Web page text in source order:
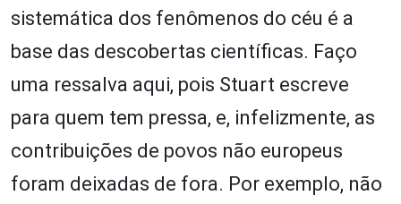
sistemática dos fenômenos do céu é a
base das descobertas científicas. Faço
uma ressalva aqui, pois Stuart escreve
para quem tem pressa, e, infelizmente, as
contribuições de povos não europeus
foram deixadas de fora. Por exemplo, não